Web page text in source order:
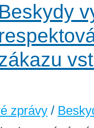
Beskydy
zprávy /